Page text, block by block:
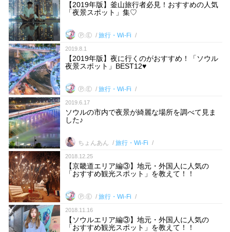
【2019年版】釜山旅行者必見！おすすめの人気
「夜景スポット」集♡
Ⓟ.Ⓔ 旅行・Wi-Fi
2019.8.1
【2019年版】夜に行くのがおすすめ！「ソウル
夜景スポット」BEST12♥
Ⓟ.Ⓔ 旅行・Wi-Fi
2019.6.17
ソウルの市内で夜景が綺麗な場所を調べて見ま
した♪
ちょんあん 旅行・Wi-Fi
2018.12.25
【京畿道エリア編③】地元・外国人に人気の
「おすすめ観光スポット」を教えて！！
Ⓟ.Ⓔ 旅行・Wi-Fi
2018.11.16
【ソウルエリア編③】地元・外国人に人気の
「おすすめ観光スポット」を教えて！！